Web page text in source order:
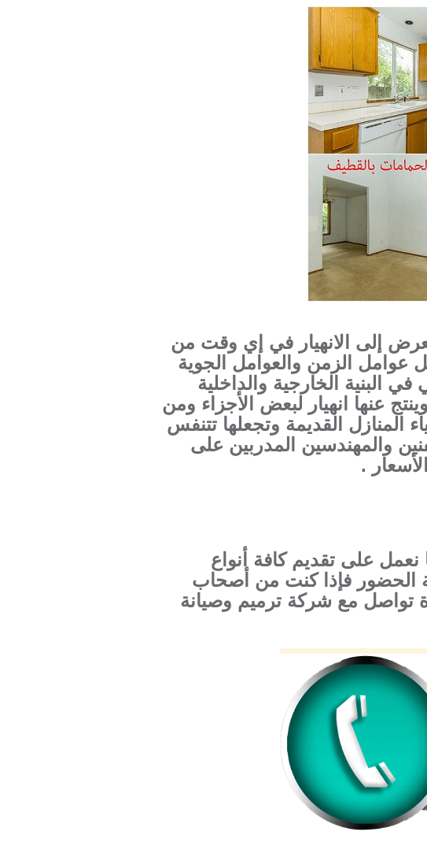
إلى الانهيار في إي وقت من
عوامل الزمن والعوامل الجوية
البنية الخارجية والداخلية
عنها انهيار لبعض الأجزاء ومن
المنازل القديمة وتجعلها تتنفس
والمهندسين المدربين على
.
على تقديم كافة أنواع
الحضور فإذا كنت من أصحاب
تواصل مع شركة ترميم وصيانة